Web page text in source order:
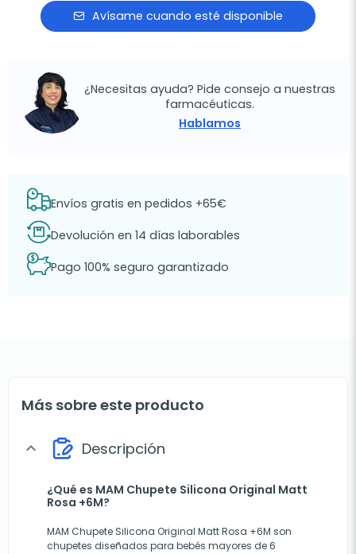
Avísame cuando esté disponible
¿Necesitas ayuda? Pide consejo a nuestras
farmacéuticas.
Hablamos
Envíos gratis en pedidos +65€
Devolución en 14 días laborables
Pago 100% seguro garantizado
Más sobre este producto
expand_more Descripción
¿Qué es MAM Chupete Silicona Original Matt
Rosa +6M?
MAM Chupete Silicona Original Matt Rosa +6M son
chupetes diseñados para bebés mayores de 6